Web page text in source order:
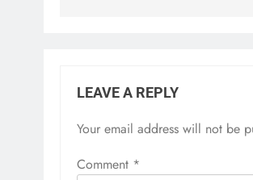
LEAVE A REPLY
Your email address will not be
Comment *